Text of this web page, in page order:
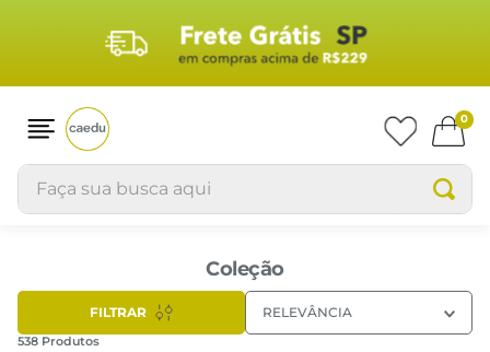
0
Faça sua busca aqui
Coleção
FILTRAR RELEVÂNCIA
538 Produtos